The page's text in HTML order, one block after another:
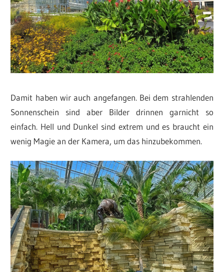
Damit haben wir auch angefangen. Bei dem strahlenden
Sonnenschein sind aber Bilder drinnen garnicht so
einfach. Hell und Dunkel sind extrem und es braucht ein
wenig Magie an der Kamera, um das hinzubekommen.